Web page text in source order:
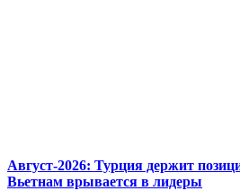
Август-2026: Турция держит
Вьетнам врывается в лидеры